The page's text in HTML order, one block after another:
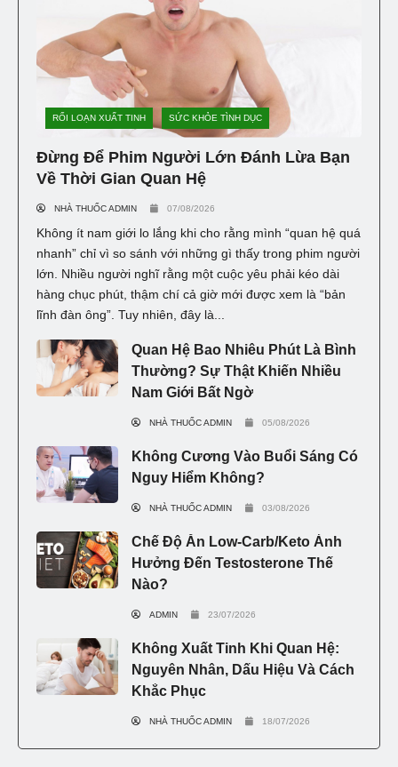
RỐI LOẠN XUẤT TINH SỨC KHỎE TÌNH DỤC
Đừng Để Phim Người Lớn Đánh Lừa Bạn
Về Thời Gian Quan Hệ
NHÀ THUỐC ADMIN 07/08/2026
Không ít nam giới lo lắng khi cho rằng mình “quan hệ quá
nhanh” chỉ vì so sánh với những gì thấy trong phim người
lớn. Nhiều người nghĩ rằng một cuộc yêu phải kéo dài
hàng chục phút, thậm chí cả giờ mới được xem là “bản
lĩnh đàn ông”. Tuy nhiên, đây là...
Quan Hệ Bao Nhiêu Phút Là Bình
Thường? Sự Thật Khiến Nhiều
Nam Giới Bất Ngờ
NHÀ THUỐC ADMIN 05/08/2026
Không Cương Vào Buổi Sáng Có
Nguy Hiểm Không?
NHÀ THUỐC ADMIN 03/08/2026
Chế Độ Ăn Low-Carb/Keto Ảnh
Hưởng Đến Testosterone Thế
Nào?
ADMIN 23/07/2026
Không Xuất Tinh Khi Quan Hệ:
Nguyên Nhân, Dấu Hiệu Và Cách
Khắc Phục
NHÀ THUỐC ADMIN 18/07/2026